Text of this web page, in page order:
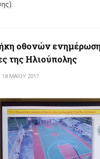
οθονών
της Ηλιούπολης
18 ΜΑΪ́ΟΥ 2017